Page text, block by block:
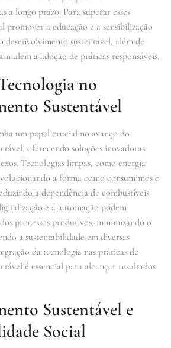
a longo prazo. Para superar esses
promover a educação e a sensibilização
desenvolvimento sustentável, além de
a adoção de práticas responsáveis.
no
Sustentável
um papel crucial no avanço do
oferecendo soluções inovadoras
Tecnologias limpas, como energia
a forma como consumimos e
a dependência de combustíveis
e a automação podem
processos produtivos, minimizando o
a sustentabilidade em diversas
da tecnologia nas práticas de
é essencial para alcançar resultados
Sustentável e
Social